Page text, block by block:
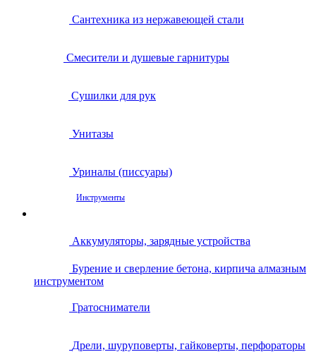
Сантехника из нержавеющей стали
Смесители и душевые гарнитуры
Сушилки для рук
Унитазы
Уриналы (писсуары)
Инструменты
Аккумуляторы, зарядные устройства
Бурение и сверление бетона, кирпича алмазным
инструментом
Гратосниматели
Дрели, шуруповерты, гайковерты, перфораторы